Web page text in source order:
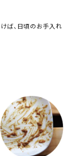
ば、日頃のお手入れ